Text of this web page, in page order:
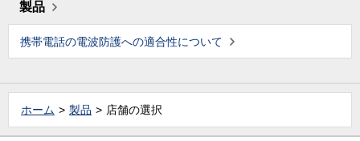
製品
携帯電話の電波防護への適合性について
ホーム 製品 店舗の選択